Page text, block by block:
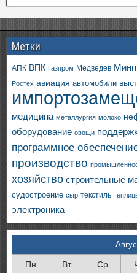
Метки
АПК ВПК Газпром Медведев
Ростех авиация автомобили
медицина металлургия молоко
оборудование овощи
программное
производство
хозяйство строительные
судостроение сыр текстиль
электроника
Пн Вт Ср